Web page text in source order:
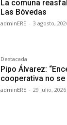
La comuna
Las Bóvedas
adminERE - 3 agosto,
Destacada
Pipo Álvarez:
cooperativa no se
adminERE - 29 julio, 2026